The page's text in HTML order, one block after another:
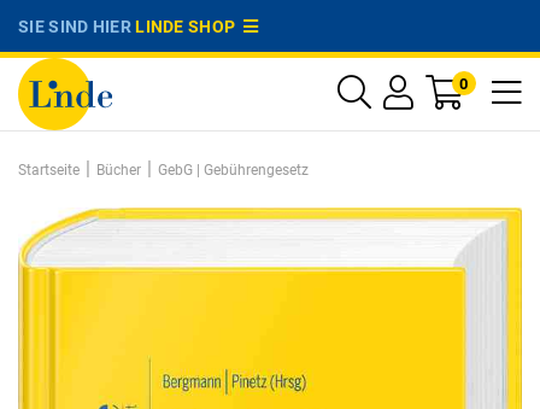
SIE SIND HIERLINDE SHOP
0
Startseite | Bücher | GebG | Gebührengesetz